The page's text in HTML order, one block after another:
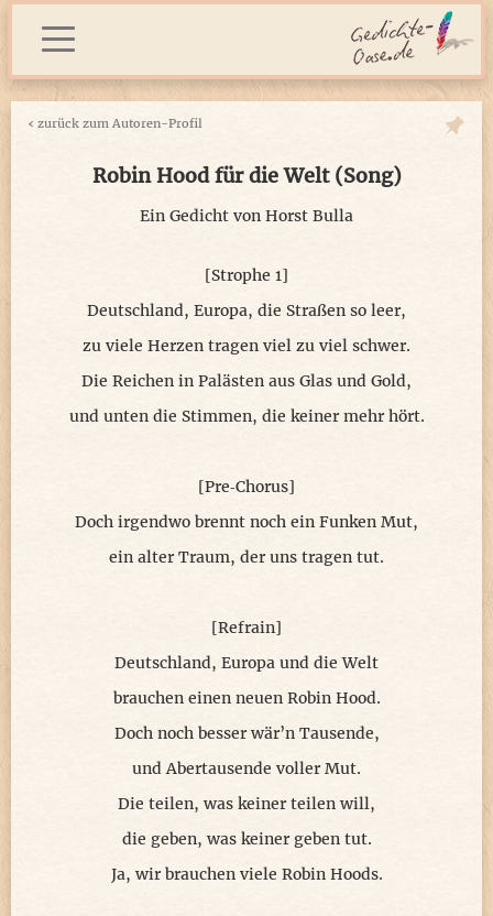
‹ zurück zum Autoren-Profil
Robin Hood für die Welt (Song)
Ein Gedicht von Horst Bulla
[Strophe 1]
Deutschland, Europa, die Straßen so leer,
zu viele Herzen tragen viel zu viel schwer.
Die Reichen in Palästen aus Glas und Gold,
und unten die Stimmen, die keiner mehr hört.
[Pre‑Chorus]
Doch irgendwo brennt noch ein Funken Mut,
ein alter Traum, der uns tragen tut.
[Refrain]
Deutschland, Europa und die Welt
brauchen einen neuen Robin Hood.
Doch noch besser wär’n Tausende,
und Abertausende voller Mut.
Die teilen, was keiner teilen will,
die geben, was keiner geben tut.
Ja, wir brauchen viele Robin Hoods.